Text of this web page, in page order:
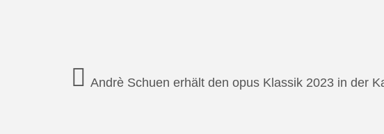
Andrè Schuen erhält den opus Klassik 2023 in der